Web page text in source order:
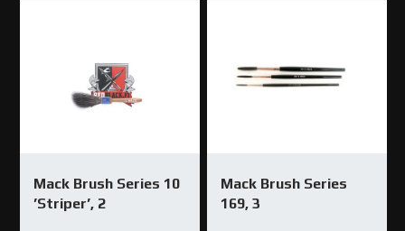
Mack Brush Series 10
’Striper’, 2
Mack Brush Series
169, 3